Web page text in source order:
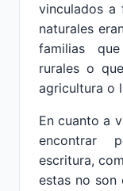
vinculados a
naturales
familias
rurales o
agricultura o
En cuanto a
encontrar
escritura,
estas no son